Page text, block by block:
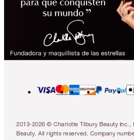
2013-2026 © Charlotte Tilbury Beauty Inc.,
Beauty. All rights reserved. Company